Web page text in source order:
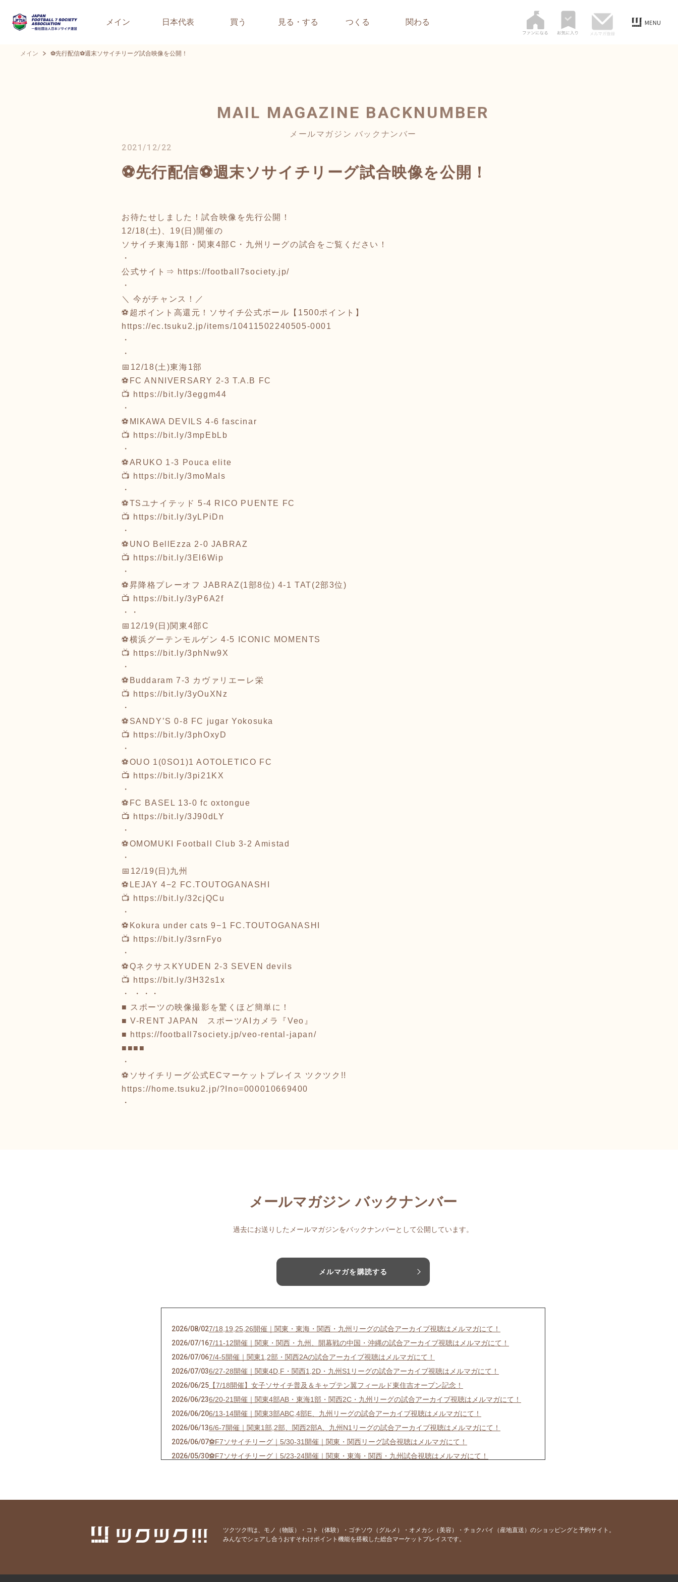
メイン 日本代表 買う 見る・する つくる 関わる
メイン ⚽先行配信⚽週末ソサイチリーグ試合映像を公開！
MAIL MAGAZINE BACKNUMBER
メールマガジン バックナンバー
2021/12/22
⚽先行配信⚽週末ソサイチリーグ試合映像を公開！
お待たせしました！試合映像を先行公開！
12/18(土)、19(日)開催の
ソサイチ東海1部・関東4部C・九州リーグの試合をご覧ください！
・
公式サイト⇒ https://football7society.jp/
・
＼ 今がチャンス！／
⚽超ポイント高還元！ソサイチ公式ボール【1500ポイント】
https://ec.tsuku2.jp/items/10411502240505-0001
・
・
📅12/18(土)東海1部
⚽FC ANNIVERSARY 2-3 T.A.B FC
📺 https://bit.ly/3eggm44
・
⚽MIKAWA DEVILS 4-6 fascinar
📺 https://bit.ly/3mpEbLb
・
⚽ARUKO 1-3 Pouca elite
📺 https://bit.ly/3moMaIs
・
⚽TSユナイテッド 5-4 RICO PUENTE FC
📺 https://bit.ly/3yLPiDn
・
⚽UNO BellEzza 2-0 JABRAZ
📺 https://bit.ly/3El6Wip
・
⚽昇降格プレーオフ JABRAZ(1部8位) 4-1 TAT(2部3位)
📺 https://bit.ly/3yP6A2f
・・
📅12/19(日)関東4部C
⚽横浜グーテンモルゲン 4-5 ICONIC MOMENTS
📺 https://bit.ly/3phNw9X
・
⚽Buddaram 7-3 カヴァリエーレ栄
📺 https://bit.ly/3yOuXNz
・
⚽SANDY’S 0-8 FC jugar Yokosuka
📺 https://bit.ly/3phOxyD
・
⚽OUO 1(0SO1)1 AOTOLETICO FC
📺 https://bit.ly/3pi21KX
・
⚽FC BASEL 13-0 fc oxtongue
📺 https://bit.ly/3J90dLY
・
⚽OMOMUKI Football Club 3-2 Amistad
・
📅12/19(日)九州
⚽LEJAY 4−2 FC.TOUTOGANASHI
📺 https://bit.ly/32cjQCu
・
⚽Kokura under cats 9−1 FC.TOUTOGANASHI
📺 https://bit.ly/3srnFyo
・
⚽QネクサスKYUDEN 2-3 SEVEN devils
📺 https://bit.ly/3H32s1x
・ ・・・
■ スポーツの映像撮影を驚くほど簡単に！
■ V-RENT JAPAN スポーツAIカメラ『Veo』
■ https://football7society.jp/veo-rental-japan/
■■■■
・
⚽ソサイチリーグ公式ECマーケットプレイス ツクツク!!
https://home.tsuku2.jp/?Ino=000010669400
・
メールマガジン バックナンバー
過去にお送りしたメールマガジンをバックナンバーとして公開しています。
メルマガを購読する
2026/08/027/18,19,25,26開催｜関東・東海・関西・九州リーグの試合アーカイブ視聴はメルマガにて！
2026/07/167/11-12開催｜関東・関西・九州、開幕戦の中国・沖縄の試合アーカイブ視聴はメルマガにて！
2026/07/067/4-5開催｜関東1,2部・関西2Aの試合アーカイブ視聴はメルマガにて！
2026/07/036/27-28開催｜関東4D,F・関西1,2D・九州S1リーグの試合アーカイブ視聴はメルマガにて！
2026/06/25 【7/18開催】女子ソサイチ普及＆キャプテン翼フィールド東住吉オープン記念！
2026/06/236/20-21開催｜関東4部AB・東海1部・関西2C・九州リーグの試合アーカイブ視聴はメルマガにて！
2026/06/206/13-14開催｜関東3部ABC,4部E、九州リーグの試合アーカイブ視聴はメルマガにて！
2026/06/136/6-7開催｜関東1部,2部、関西2部A、九州N1リーグの試合アーカイブ視聴はメルマガにて！
2026/06/07⚽F7ソサイチリーグ｜5/30-31開催｜関東・関西リーグ試合視聴はメルマガにて！
2026/05/30⚽F7ソサイチリーグ｜5/23-24開催｜関東・東海・関西・九州試合視聴はメルマガにて！
2026/05/17⚽F7ソサイチリーグ｜5/9-10開催｜関東・関西・九州試合視聴はメルマガにて！
⚽F7ソサイチリーグ｜4/18-19開催｜関東・東海・関西・九州試合視聴はメルマガにて！
2026/04/18
⚽F7ソサイチリーグ｜4/11-12開催｜関東・関西・九州試合視聴はメルマガにて！
ツクツク!!!は、モノ（物販）・コト（体験）・ゴチソウ（グルメ）・オメカシ（美容）・チョクバイ（産地直送）のショッピングと予約サイト。
みんなでシェアし合うおすそわけポイント機能を搭載した総合マーケットプレイスです。